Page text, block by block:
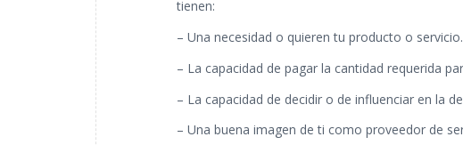
tienen:
– Una necesidad o quieren tu producto o servicio.
– La capacidad de pagar la cantidad requerida
– La capacidad de decidir o de influenciar en la
– Una buena imagen de ti como proveedor de